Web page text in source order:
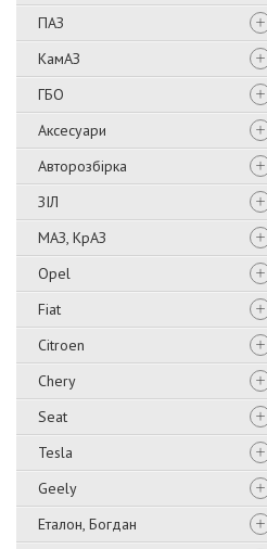
ПАЗ
КамАЗ
ГБО
Аксесуари
Авторозбірка
ЗІЛ
МАЗ, КрАЗ
Opel
Fiat
Citroen
Chery
Seat
Tesla
Geely
Еталон, Богдан